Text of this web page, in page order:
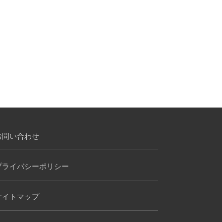
問い合わせ
ライバシーポリシー
イトマップ